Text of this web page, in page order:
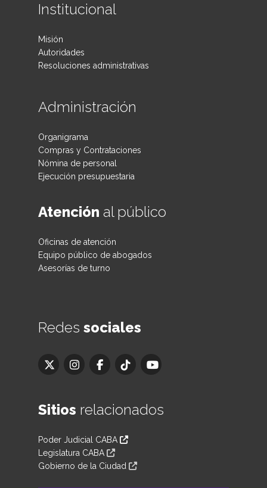
Institucional
Misión
Autoridades
Resoluciones administrativas
Administración
Organigrama
Compras y Contrataciones
Nómina de personal
Ejecución presupuestaria
Atención al público
Oficinas de atención
Equipo público de abogados
Asesorías de turno
Redes sociales
Sitios relacionados
Poder Judicial CABA
Legislatura CABA
Gobierno de la Ciudad